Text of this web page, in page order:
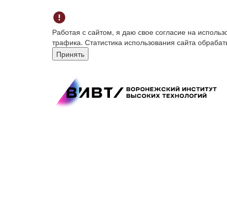
Работая с сайтом, я даю свое согласие на
трафика. Статистика использования сайта
Принять